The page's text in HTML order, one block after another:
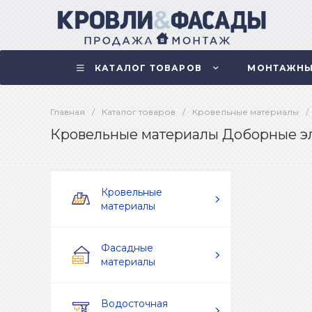
КАТАЛОГ ТОВАРОВ
Главная / Каталог товаров / Кровельные материалы /
Кровельные материалы Доборные
Кровельные
материалы
Фасадные
материалы
Водосточная